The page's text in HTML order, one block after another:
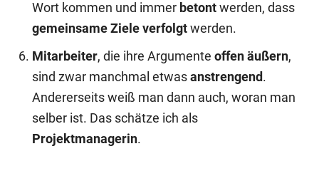
Wort kommen und immer betont werden, dass
gemeinsame Ziele verfolgt werden.
Mitarbeiter, die ihre Argumente offen äußern,
sind zwar manchmal etwas anstrengend .
Andererseits weiß man dann auch, woran man
selber ist. Das schätze ich als
Projektmanagerin.